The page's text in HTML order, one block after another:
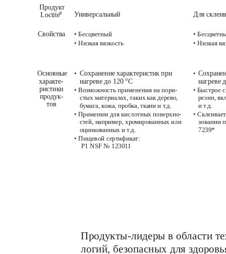
Продукты-лидеры в области
логий, безопасных для
Продукт
Loctite® Универсальный Для
Свойства
• Бесцветный
• Низкая вязкость
•
• Низкая
Основные
характе-
ристики
продук-
тов
• Сохранение характеристик при
нагреве до 120 °C
• Возможность применения на пори-
стых материалах, таких как дерево,
бумага, кожа, пробка, ткани и т.д.
• Применим для кислотных поверхно-
стей, например, хромированных или
оцинкованных и т.д.
• Пищевой сертификат:
P1 NSF № 123011
•
нагреве
• Быстрое
резин,
и т.д.
•
зовании
7239*